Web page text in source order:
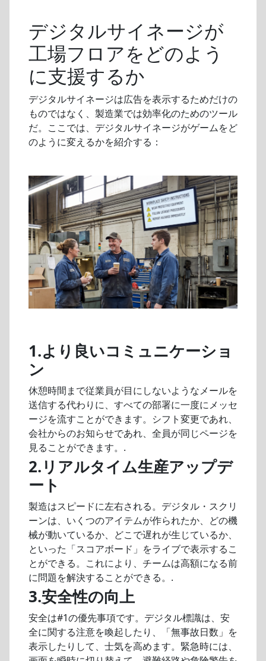
デジタルサイネージが
工場フロアをどのよう
に支援するか
デジタルサイネージは広告を表示するためだけの
ものではなく、製造業では効率化のためのツール
だ。ここでは、デジタルサイネージがゲームをど
のように変えるかを紹介する：
1.より良いコミュニケーショ
ン
休憩時間まで従業員が目にしないようなメールを
送信する代わりに、すべての部署に一度にメッセ
ージを流すことができます。シフト変更であれ、
会社からのお知らせであれ、全員が同じページを
見ることができます。.
2.リアルタイム生産アップデ
ート
製造はスピードに左右される。デジタル・スクリ
ーンは、いくつのアイテムが作られたか、どの機
械が動いているか、どこで遅れが生じているか、
といった「スコアボード」をライブで表示するこ
とができる。これにより、チームは高額になる前
に問題を解決することができる。.
3.安全性の向上
安全は#1の優先事項です。デジタル標識は、安
全に関する注意を喚起したり、「無事故日数」を
表示したりして、士気を高めます。緊急時には、